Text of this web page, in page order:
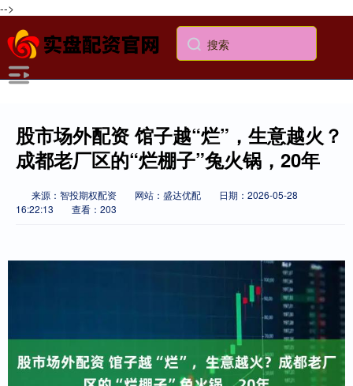
-->
股市场外配资 馆子越“烂”，生意越火？
成都老厂区的“烂棚子”兔火锅，20年
来源：智投期权配资 网站：盛达优配
日期：2026-05-28
16:22:13
查看：203